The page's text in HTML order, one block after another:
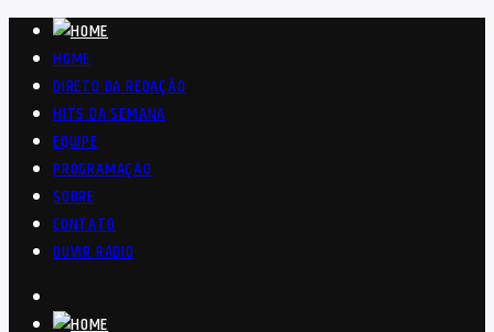
HOME
DIRETO DA REDAÇÃO
HITS DA SEMANA
EQUIPE
PROGRAMAÇÃO
SOBRE
CONTATO
OUVIR RÁDIO